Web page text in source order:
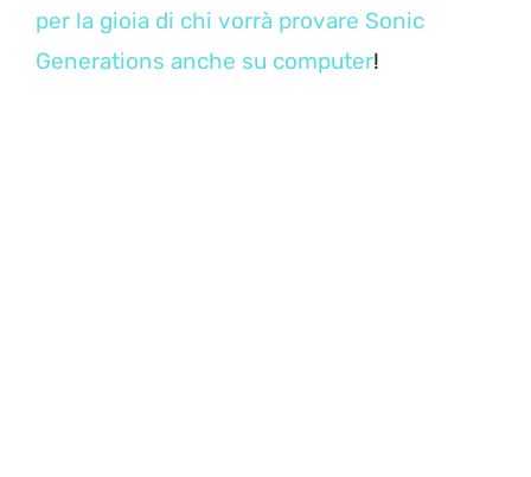
per la gioia di chi vorrà provare Sonic
Generations anche su computer!